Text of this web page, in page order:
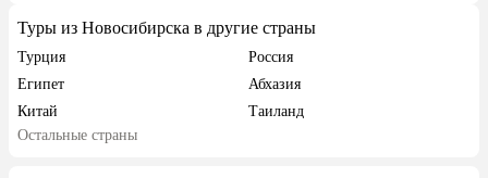
Туры из Новосибирска в другие страны
Турция
Россия
Египет
Абхазия
Китай
Таиланд
Вьетнам
Остальные страны